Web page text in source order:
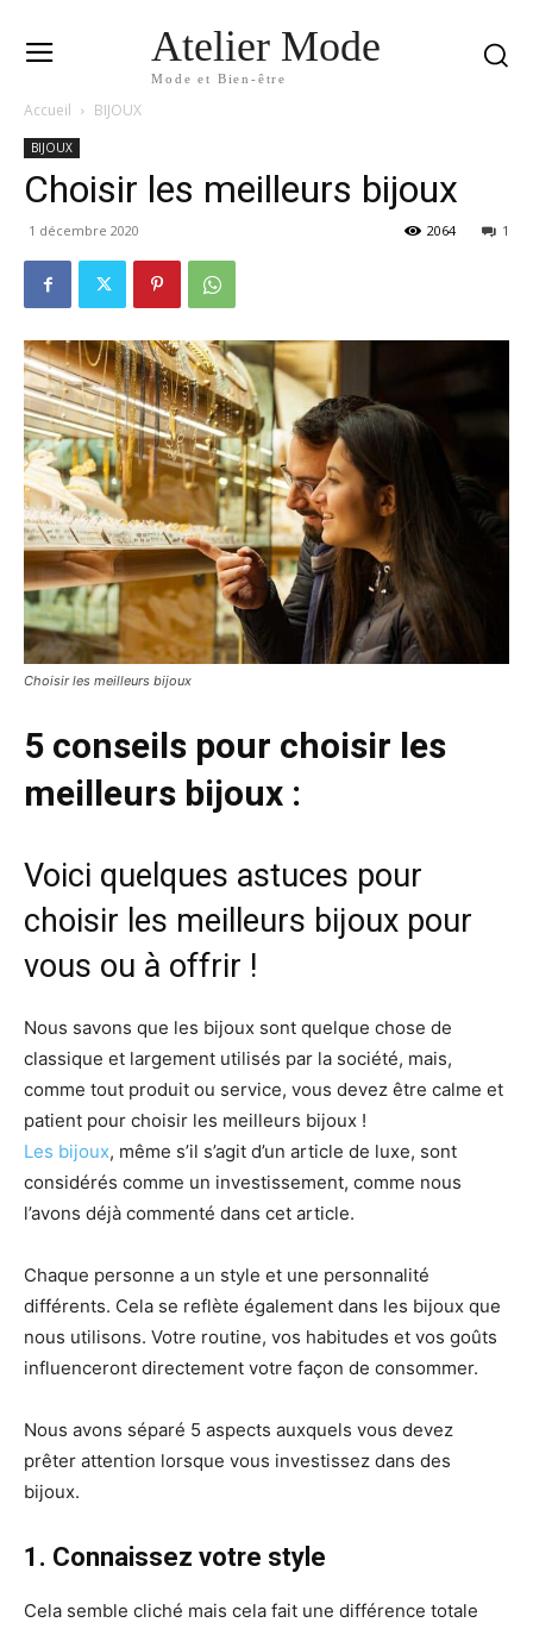
Atelier Mode
Mode et Bien-être
Accueil BIJOUX
BIJOUX
Choisir les meilleurs bijoux
1 décembre 2020 1
2064
Choisir les meilleurs bijoux
5 conseils pour choisir les
meilleurs bijoux :
Voici quelques astuces pour
choisir les meilleurs bijoux pour
vous ou à offrir !
Nous savons que les bijoux sont quelque chose de
classique et largement utilisés par la société, mais,
comme tout produit ou service, vous devez être calme et
patient pour choisir les meilleurs bijoux !
Les bijoux, même s’il s’agit d’un article de luxe, sont
considérés comme un investissement, comme nous
l’avons déjà commenté dans cet article.
Chaque personne a un style et une personnalité
différents. Cela se reflète également dans les bijoux que
nous utilisons. Votre routine, vos habitudes et vos goûts
influenceront directement votre façon de consommer.
Nous avons séparé 5 aspects auxquels vous devez
prêter attention lorsque vous investissez dans des
bijoux.
1. Connaissez votre style
Cela semble cliché mais cela fait une différence totale